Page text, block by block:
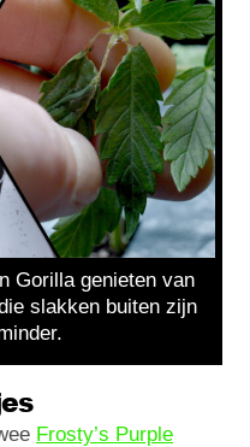
Gorilla genieten van
slakken buiten zijn
Frosty’s Purple